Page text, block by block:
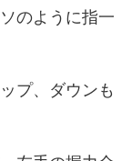
のように指一
プ、ダウンも